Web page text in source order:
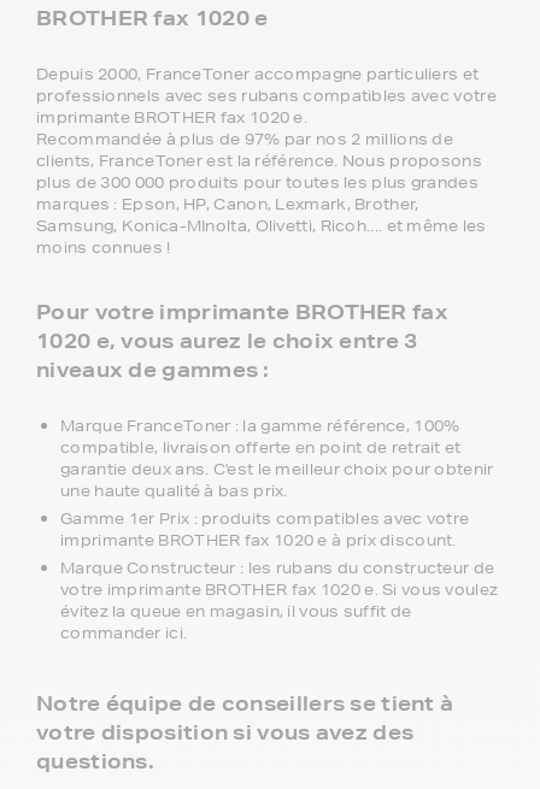
BROTHER fax 1020 e
Depuis 2000, FranceToner accompagne particuliers et
professionnels avec ses rubans compatibles avec votre
imprimante BROTHER fax 1020 e.
Recommandée à plus de 97% par nos 2 millions de
clients, FranceToner est la référence. Nous proposons
plus de 300 000 produits pour toutes les plus grandes
marques : Epson, HP, Canon, Lexmark, Brother,
Samsung, Konica-MInolta, Olivetti, Ricoh.... et même les
moins connues !
Pour votre imprimante BROTHER fax
1020 e, vous aurez le choix entre 3
niveaux de gammes :
Marque FranceToner : la gamme référence, 100%
compatible, livraison offerte en point de retrait et
garantie deux ans. C'est le meilleur choix pour obtenir
une haute qualité à bas prix.
Gamme 1er Prix : produits compatibles avec votre
imprimante BROTHER fax 1020 e à prix discount.
Marque Constructeur : les rubans du constructeur de
votre imprimante BROTHER fax 1020 e. Si vous voulez
évitez la queue en magasin, il vous suffit de
commander ici.
Notre équipe de conseillers se tient à
votre disposition si vous avez des
questions.